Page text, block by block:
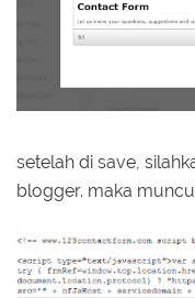
setelah di save,
blogger. maka